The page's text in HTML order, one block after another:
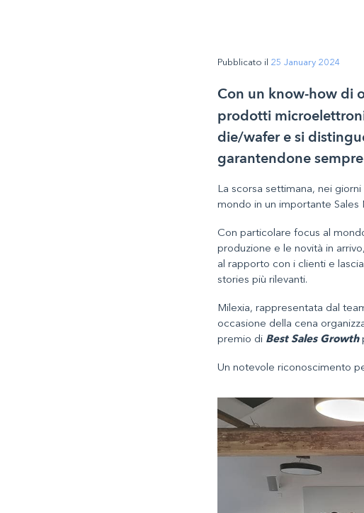
Pubblicato il 25 January 2024
Con un know-how di
prodotti
die/wafer e si
garantendone
La scorsa settimana, nei
mondo in un importante Sales
Con particolare focus al
produzione e le novità in
al rapporto con i clienti e
stories più rilevanti.
Milexia, rappresentata dal
occasione della cena
premio di Best Sales Growth
Un notevole riconoscimento